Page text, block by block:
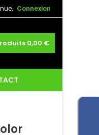
Connexion
0,00 €